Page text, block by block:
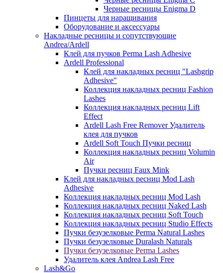
Черные ресницы Enigma D
Пинцеты для наращивания
Оборудование и аксессуары
Накладные ресницы и сопутствующие
Andrea/Ardell
Клей для пучков Perma Lash Adhesive
Ardell Professional
Клей для накладных ресниц "Lashgrip
Adhesive"
Коллекция накладных ресниц Fashion
Lashes
Коллекция накладных ресниц Lift
Effect
Ardell Lash Free Remover Удалитель
клея для пучков
Ardell Soft Touch Пучки ресниц
Коллекция накладных ресниц Volumin
Air
Пучки ресниц Faux Mink
Клей для накладных ресниц Mod Lash
Adhesive
Коллекция накладных ресниц Mod Lash
Коллекция накладных ресниц Naked Lash
Коллекция накладных ресниц Soft Touch
Коллекция накладных ресниц Studio Effects
Пучки безузелковые Perma Natural Lashes
Пучки безузелковые Duralash Naturals
Пучки безузелковые Perma Lashes
Удалитель клея Andrea Lash Free
Lash&Go